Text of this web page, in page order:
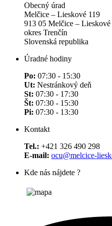
Obecný úrad
Melčice – Lieskové 119
913 05 Melčice – Lieskové
okres Trenčín
Slovenská republika
Úradné hodiny
Po: 07:30 - 15:30
Ut: Nestránkový deň
St: 07:30 - 17:30
Št: 07:30 - 15:30
Pi: 07:30 - 13:30
Kontakt
Tel.: +421 326 490 298
E-mail: ocu@melcice-
Kde nás nájdete ?